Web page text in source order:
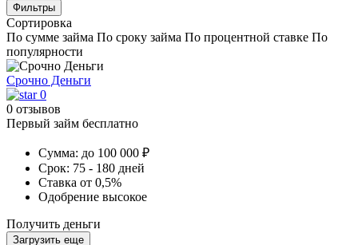
Фильтры
Сортировка
По сумме займа По сроку займа По процентной ставке По
популярности
Срочно Деньги
0
0 отзывов
Первый займ бесплатно
Сумма: до 100 000 ₽
Срок: 75 - 180 дней
Ставка от 0,5%
Одобрение высокое
Получить деньги
Загрузить еще